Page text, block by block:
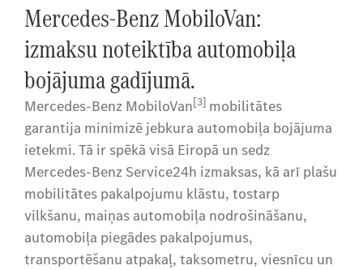
Mercedes-Benz MobiloVan:
izmaksu noteiktība automobiļa
bojājuma gadījumā.
Mercedes-Benz MobiloVan[3] mobilitātes
garantija minimizē jebkura automobiļa bojājuma
ietekmi. Tā ir spēkā visā Eiropā un sedz
Mercedes-Benz Service24h izmaksas, kā arī plašu
mobilitātes pakalpojumu klāstu, tostarp
vilkšanu, maiņas automobiļa nodrošināšanu,
automobiļa piegādes pakalpojumus,
transportēšanu atpakaļ, taksometru, viesnīcu un